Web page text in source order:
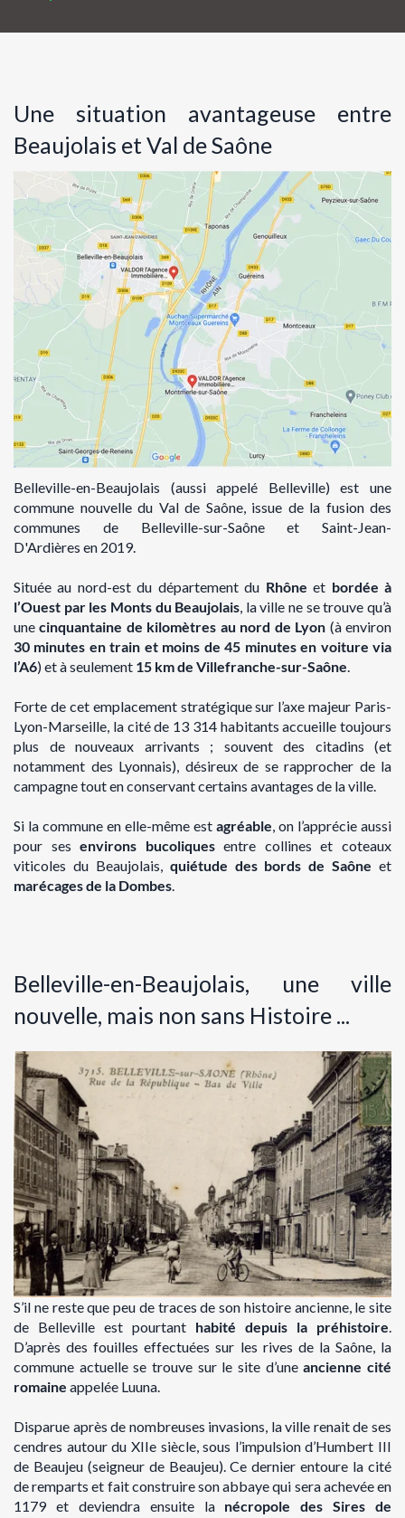
Une situation avantageuse entre
Beaujolais et Val de Saône
Belleville-en-Beaujolais (aussi appelé Belleville) est une
commune nouvelle du Val de Saône, issue de la fusion des
communes de Belleville-sur-Saône et Saint-Jean-
D'Ardières en 2019.
Située au nord-est du département du Rhône et bordée à
l’Ouest par les Monts du Beaujolais, la ville ne se trouve qu’à
unecinquantaine de kilomètres au nord de Lyon (à environ
30 minutes en train et moins de 45 minutes en voiture via
l’A6) et à seulement 15 km de Villefranche-sur-Saône.
Forte de cet emplacement stratégique sur l’axe majeur Paris-
Lyon-Marseille, la cité de 13 314 habitants accueille toujours
plus de nouveaux arrivants ; souvent des citadins (et
notamment des Lyonnais), désireux de se rapprocher de la
campagne tout en conservant certains avantages de la ville.
Si la commune en elle-même est agréable, on l’apprécie aussi
pour sesenvirons bucoliques entre collines et coteaux
viticoles du Beaujolais, quiétude des bords de Saône et
marécages de la Dombes.
Belleville-en-Beaujolais, une ville
nouvelle, mais non sans Histoire ...
S’il ne reste que peu de traces de son histoire ancienne, le site
de Belleville est pourtant habité depuis la préhistoire.
D’après des fouilles effectuées sur les rives de la Saône, la
commune actuelle se trouve sur le site d’uneancienne cité
romaine appelée Luuna.
Disparue après de nombreuses invasions, la ville renait de ses
cendres autour du XIIe siècle, sous l’impulsion d’Humbert III
de Beaujeu (seigneur de Beaujeu). Ce dernier entoure la cité
de remparts et fait construire son abbaye qui sera achevée en
1179 et deviendra ensuite la nécropole des Sires de